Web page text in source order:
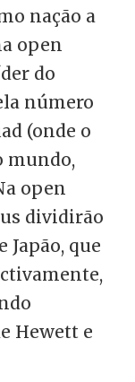
nação a
open
do
número
(onde o
mundo,
open
dividirão
Japão, que
Hewett e